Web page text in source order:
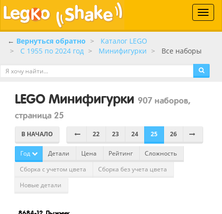
Toggle
← Вернуться обратно
Каталог LEGO
C 1955 по 2024 год
Минифигурки Все наборы
LEGO Минифигурки 907 наборов,
страница 25
В НАЧАЛО 22 23 24 25 26
Год Детали Цена Рейтинг
Сложность
Сборка с учетом цвета
Сборка без учета цвета
Новые детали